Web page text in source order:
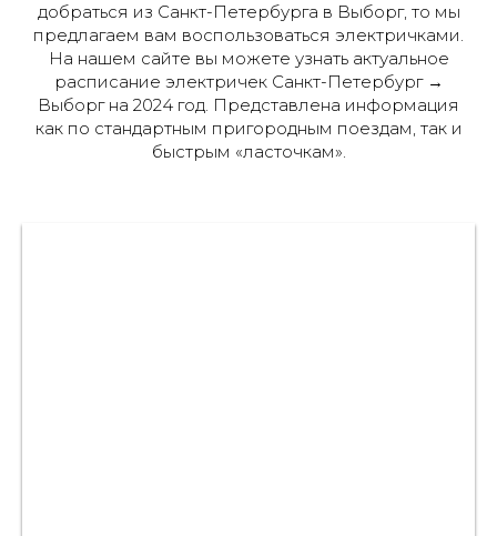
добраться из Санкт-Петербурга в Выборг, то мы
предлагаем вам воспользоваться электричками.
На нашем сайте вы можете узнать актуальное
расписание электричек Санкт-Петербург →
Выборг на 2024 год. Представлена информация
как по стандартным пригородным поездам, так и
быстрым «ласточкам».